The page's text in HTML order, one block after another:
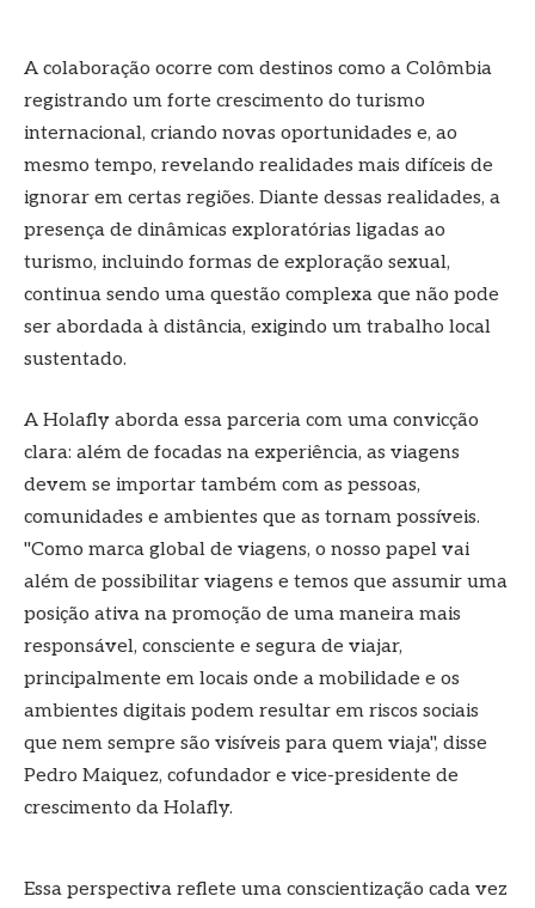
A colaboração ocorre com destinos como a Colômbia
registrando um forte crescimento do turismo
internacional, criando novas oportunidades e, ao
mesmo tempo, revelando realidades mais difíceis de
ignorar em certas regiões. Diante dessas realidades, a
presença de dinâmicas exploratórias ligadas ao
turismo, incluindo formas de exploração sexual,
continua sendo uma questão complexa que não pode
ser abordada à distância, exigindo um trabalho local
sustentado.
A Holafly aborda essa parceria com uma convicção
clara: além de focadas na experiência, as viagens
devem se importar também com as pessoas,
comunidades e ambientes que as tornam possíveis.
"Como marca global de viagens, o nosso papel vai
além de possibilitar viagens e temos que assumir uma
posição ativa na promoção de uma maneira mais
responsável, consciente e segura de viajar,
principalmente em locais onde a mobilidade e os
ambientes digitais podem resultar em riscos sociais
que nem sempre são visíveis para quem viaja", disse
Pedro Maiquez, cofundador e vice-presidente de
crescimento da Holafly.
Essa perspectiva reflete uma conscientização cada vez